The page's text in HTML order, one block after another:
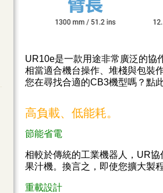
UR10e是一款用途非常廣泛的協
相當適合機台操作、堆棧與包裝
您在尋找合適的CB3機型嗎？點
高負載、低能耗。
節能省電
相較於傳統的工業機器人，UR
果汁機。換言之，即使您擴大製
重載設計